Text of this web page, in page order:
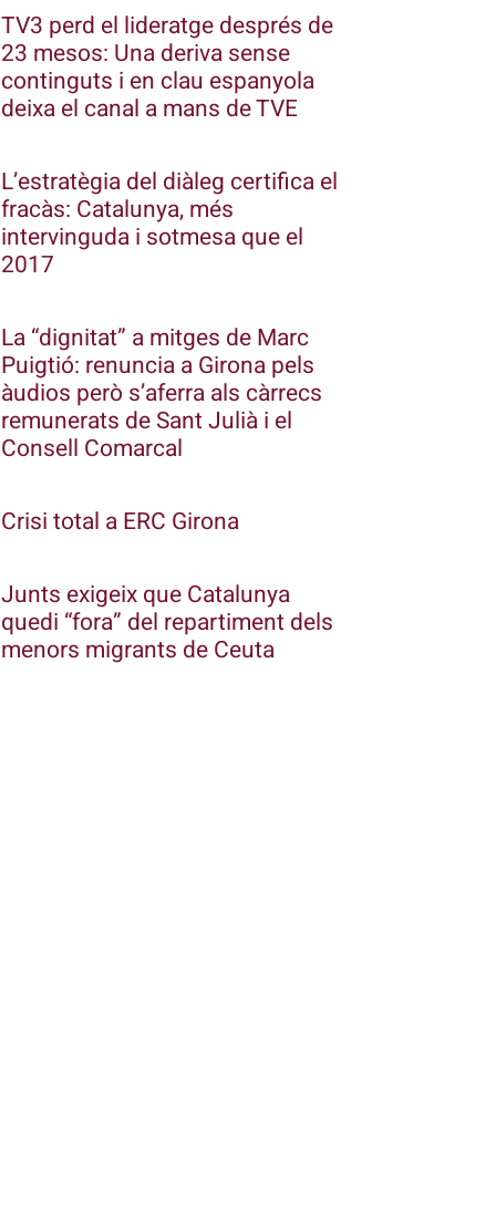
TV3 perd el lideratge després de
23 mesos: Una deriva sense
continguts i en clau espanyola
deixa el canal a mans de TVE
L’estratègia del diàleg certifica el
fracàs: Catalunya, més
intervinguda i sotmesa que el
2017
La “dignitat” a mitges de Marc
Puigtió: renuncia a Girona pels
àudios però s’aferra als càrrecs
remunerats de Sant Julià i el
Consell Comarcal
Crisi total a ERC Girona
Junts exigeix que Catalunya
quedi “fora” del repartiment dels
menors migrants de Ceuta